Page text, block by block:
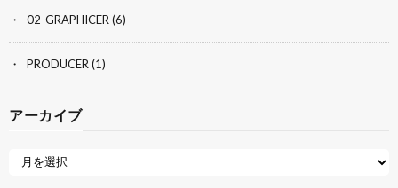
02-GRAPHICER(6)
PRODUCER(1)
アーカイブ